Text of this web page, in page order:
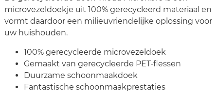
microvezeldoekje uit 100% gerecycleerd materiaal en
vormt daardoor een milieuvriendelijke oplossing voor
uw huishouden.
100% gerecycleerde microvezeldoek
Gemaakt van gerecycleerde PET-flessen
Duurzame schoonmaakdoek
Fantastische schoonmaakprestaties